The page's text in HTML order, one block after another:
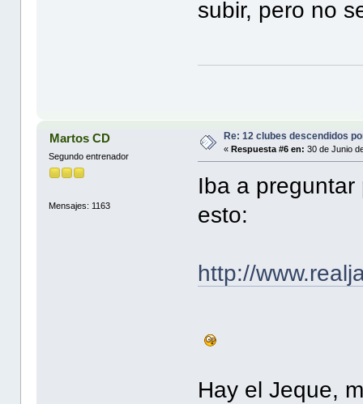
subir, pero no
Martos CD
Segundo entrenador
Mensajes: 1163
Re: 12 clubes descendidos
«Respuesta #6 en: 30 de Junio
Iba a
esto:
http://
Hay el Jeque,